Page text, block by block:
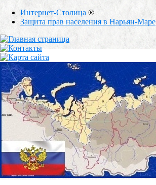
Интернет-Столица ®
Защита прав населения в Нарьян-Маре